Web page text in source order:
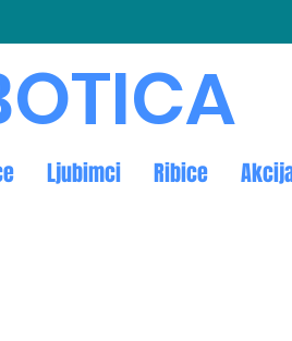
Ljubimci Ribice